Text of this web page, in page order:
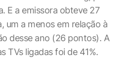
E a emissora obteve 27
um a menos em relação à
desse ano (26 pontos). A
TVs ligadas foi de 41%.